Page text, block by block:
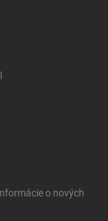
o nových